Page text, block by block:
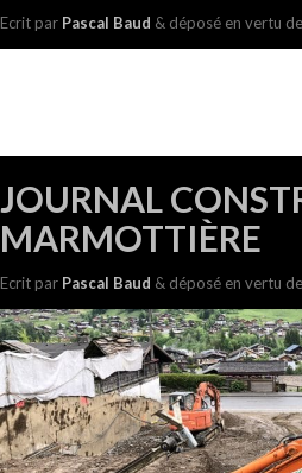
Ecrit par Pascal Baud & déposé en vertu de
Dalle sur R+1 en cours de réalisation :
JOURNAL
MARMOTTIÈRE
Ecrit par Pascal Baud & déposé en vertu de